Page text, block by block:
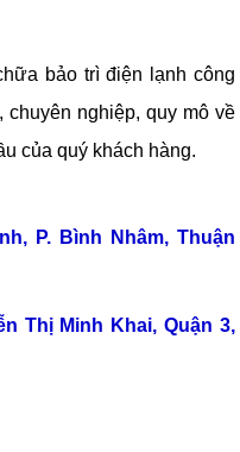
bảo trì điện lạnh công
chuyên nghiệp, quy mô về
của quý khách hàng.
P. Bình Nhâm, Thuận
Thị Minh Khai, Quận 3,